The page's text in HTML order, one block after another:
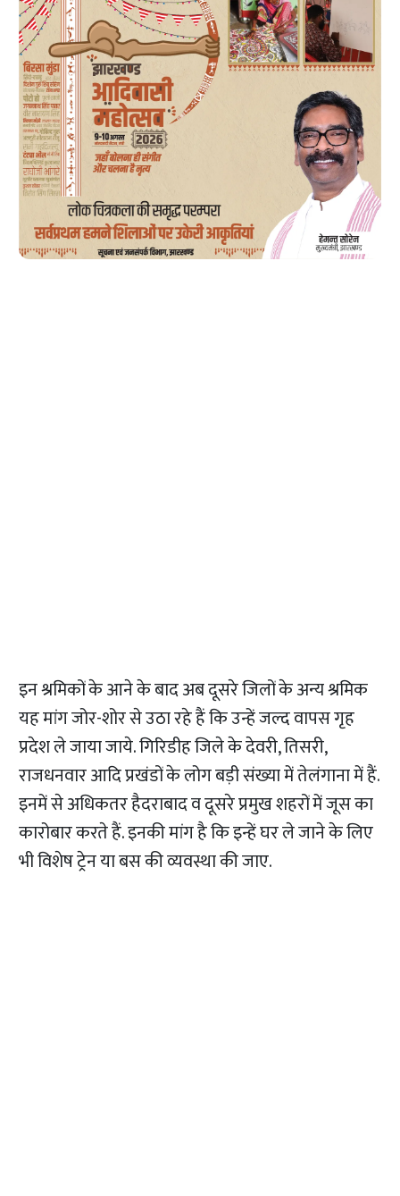
इन श्रमिकों के आने के बाद अब दूसरे जिलों के अन्य श्रमिक
यह मांग जोर-शोर से उठा रहे हैं कि उन्हें जल्द वापस गृह
प्रदेश ले जाया जाये. गिरिडीह जिले के देवरी, तिसरी,
राजधनवार आदि प्रखंडों के लोग बड़ी संख्या में तेलंगाना में हैं.
इनमें से अधिकतर हैदराबाद व दूसरे प्रमुख शहरों में जूस का
कारोबार करते हैं. इनकी मांग है कि इन्हें घर ले जाने के लिए
भी विशेष ट्रेन या बस की व्यवस्था की जाए.